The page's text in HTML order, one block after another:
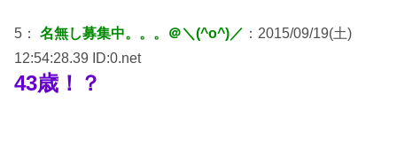
5： 名無し募集中。。。＠＼(^o^)／ ：2015/09/19(土)
12:54:28.39 ID:0.net
43歳！？